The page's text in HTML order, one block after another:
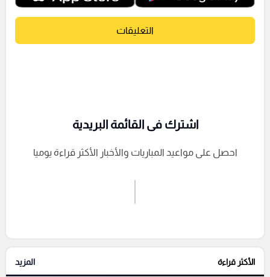
التعليقات
إرسال تعليق
التعليقات السابقة
اشترك فى القائمة البريدية
احصل على مواعيد المباريات والأخبار الأكثر قراءة يوميا
الأكثر قراءة المزيد